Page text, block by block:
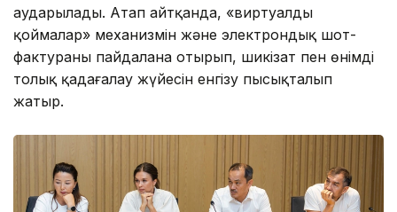
аударылады. Атап айтқанда, «виртуалды
қоймалар» механизмін және электрондық шот-
фактураны пайдалана отырып, шикізат пен өнімді
толық қадағалау жүйесін енгізу пысықталып
жатыр.